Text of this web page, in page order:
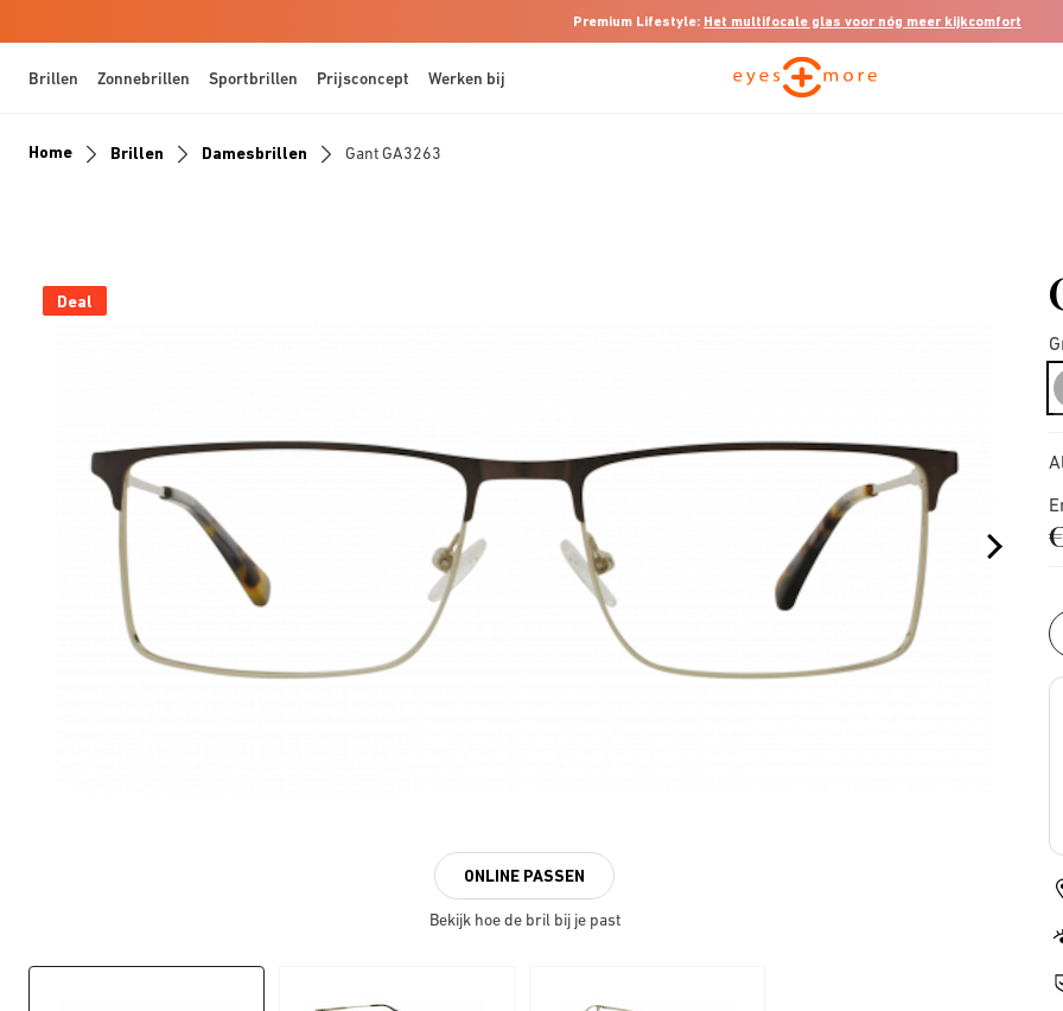
Premium Lifestyle: Het multifocale glas voor nóg meer kijkcomfort
Brillen Zonnebrillen Sportbrillen Prijsconcept Werken bij
Home Brillen Damesbrillen Gant GA3263
Deal
ONLINE PASSEN
Bekijk hoe de bril bij je past